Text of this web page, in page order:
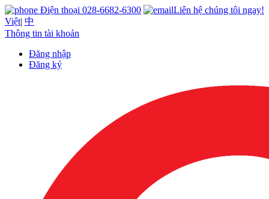
Điện thoại 028-6682-6300
Liên hệ chúng tôi ngay!
Việt| 中
Thông tin tài khoản
Đăng nhập
Đăng ký